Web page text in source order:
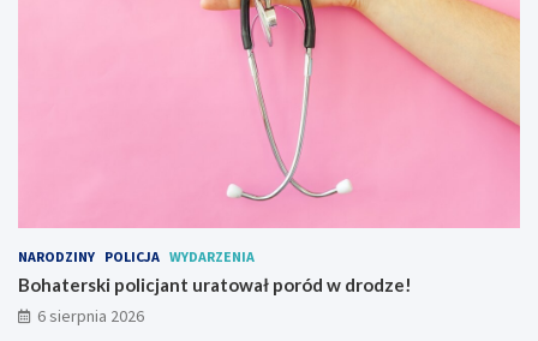
NARODZINY POLICJA WYDARZENIA
Bohaterski policjant uratował poród w drodze!
6 sierpnia 2026